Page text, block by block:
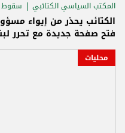
المكتب السياسي الكتائبي سقوط
الكتائب يحذر من إيواء
فتح صفحة جديدة مع تحرر
محليات